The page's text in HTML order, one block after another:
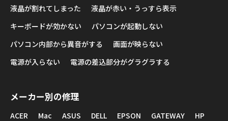
液晶が割れてしまった
液晶が赤い・うっすら表示
キーボードが効かない
パソコンが起動しない
パソコン内部から異音がする
画面が映らない
電源が入らない
電源の差込部分がグラグラする
メーカー別の修理
ACER Mac ASUS DELL EPSON GATEWAY
HP